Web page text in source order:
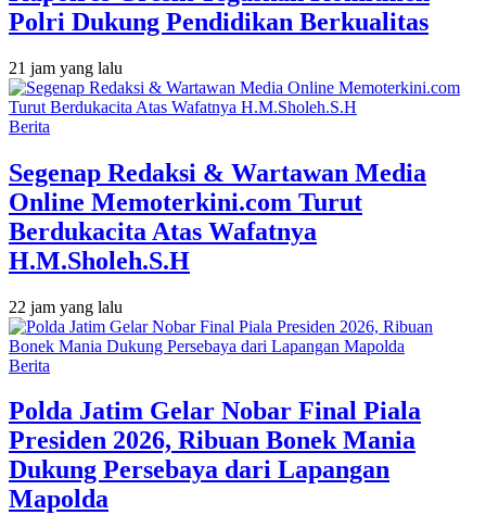
Polri Dukung Pendidikan Berkualitas
21 jam yang lalu
Berita
Segenap Redaksi & Wartawan Media
Online Memoterkini.com Turut
Berdukacita Atas Wafatnya
H.M.Sholeh.S.H
22 jam yang lalu
Berita
Polda Jatim Gelar Nobar Final Piala
Presiden 2026, Ribuan Bonek Mania
Dukung Persebaya dari Lapangan
Mapolda